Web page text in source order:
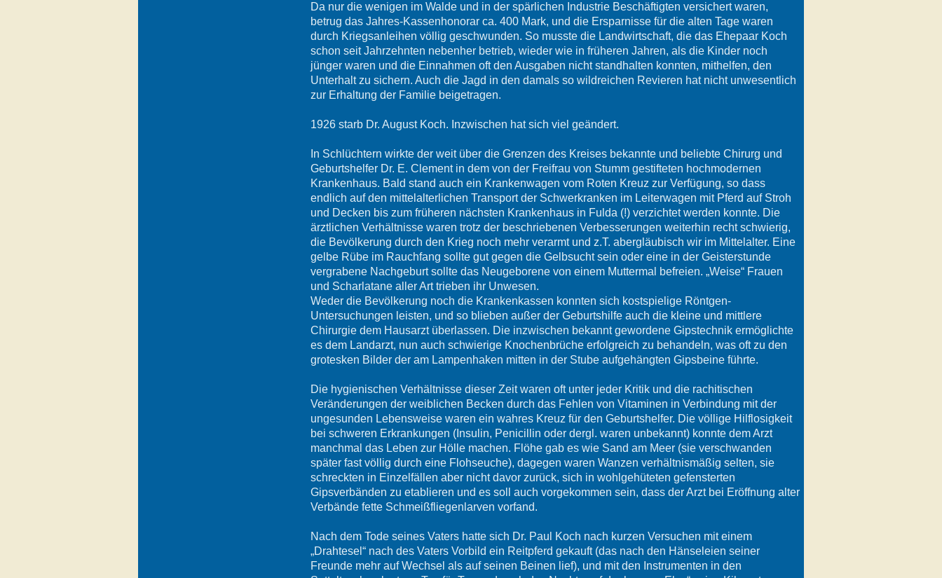
Da nur die wenigen im Walde und in der spärlichen Industrie Beschäftigten versichert waren,
betrug das Jahres-Kassenhonorar ca. 400 Mark, und die Ersparnisse für die alten Tage waren
durch Kriegsanleihen völlig geschwunden. So musste die Landwirtschaft, die das Ehepaar Koch
schon seit Jahrzehnten nebenher betrieb, wieder wie in früheren Jahren, als die Kinder noch
jünger waren und die Einnahmen oft den Ausgaben nicht standhalten konnten, mithelfen, den
Unterhalt zu sichern. Auch die Jagd in den damals so wildreichen Revieren hat nicht unwesentlich
zur Erhaltung der Familie beigetragen.
1926 starb Dr. August Koch. Inzwischen hat sich viel geändert.
In Schlüchtern wirkte der weit über die Grenzen des Kreises bekannte und beliebte Chirurg und
Geburtshelfer Dr. E. Clement in dem von der Freifrau von Stumm gestifteten hochmodernen
Krankenhaus. Bald stand auch ein Krankenwagen vom Roten Kreuz zur Verfügung, so dass
endlich auf den mittelalterlichen Transport der Schwerkranken im Leiterwagen mit Pferd auf Stroh
und Decken bis zum früheren nächsten Krankenhaus in Fulda (!) verzichtet werden konnte. Die
ärztlichen Verhältnisse waren trotz der beschriebenen Verbesserungen weiterhin recht schwierig,
die Bevölkerung durch den Krieg noch mehr verarmt und z.T. abergläubisch wir im Mittelalter. Eine
gelbe Rübe im Rauchfang sollte gut gegen die Gelbsucht sein oder eine in der Geisterstunde
vergrabene Nachgeburt sollte das Neugeborene von einem Muttermal befreien. „Weise“ Frauen
und Scharlatane aller Art trieben ihr Unwesen.
Weder die Bevölkerung noch die Krankenkassen konnten sich kostspielige Röntgen-
Untersuchungen leisten, und so blieben außer der Geburtshilfe auch die kleine und mittlere
Chirurgie dem Hausarzt überlassen. Die inzwischen bekannt gewordene Gipstechnik ermöglichte
es dem Landarzt, nun auch schwierige Knochenbrüche erfolgreich zu behandeln, was oft zu den
grotesken Bilder der am Lampenhaken mitten in der Stube aufgehängten Gipsbeine führte.
Die hygienischen Verhältnisse dieser Zeit waren oft unter jeder Kritik und die rachitischen
Veränderungen der weiblichen Becken durch das Fehlen von Vitaminen in Verbindung mit der
ungesunden Lebensweise waren ein wahres Kreuz für den Geburtshelfer. Die völlige Hilflosigkeit
bei schweren Erkrankungen (Insulin, Penicillin oder dergl. waren unbekannt) konnte dem Arzt
manchmal das Leben zur Hölle machen. Flöhe gab es wie Sand am Meer (sie verschwanden
später fast völlig durch eine Flohseuche), dagegen waren Wanzen verhältnismäßig selten, sie
schreckten in Einzelfällen aber nicht davor zurück, sich in wohlgehüteten gefensterten
Gipsverbänden zu etablieren und es soll auch vorgekommen sein, dass der Arzt bei Eröffnung alter
Verbände fette Schmeißfliegenlarven vorfand.
Nach dem Tode seines Vaters hatte sich Dr. Paul Koch nach kurzen Versuchen mit einem
„Drahtesel“ nach des Vaters Vorbild ein Reitpferd gekauft (das nach den Hänseleien seiner
Freunde mehr auf Wechsel als auf seinen Beinen lief), und mit den Instrumenten in den